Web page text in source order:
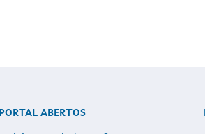
PORTAL ABERTOS